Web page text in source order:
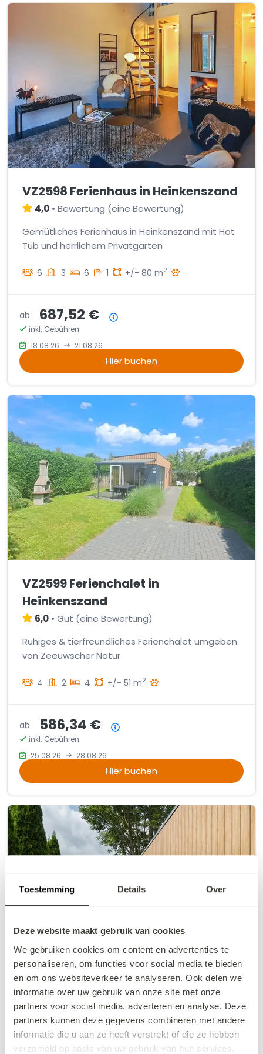
Toestemming Details Over
Deze website maakt gebruik van cookies
We gebruiken cookies om content en advertenties te
personaliseren, om functies voor social media te bieden
en om ons websiteverkeer te analyseren. Ook delen we
informatie over uw gebruik van onze site met onze
partners voor social media, adverteren en analyse. Deze
partners kunnen deze gegevens combineren met andere
informatie die u aan ze heeft verstrekt of die ze hebben
verzameld op basis van uw gebruik van hun services.
VZ2598 Ferienhaus in Heinkenszand
4,0 • Bewertung (eine Bewertung)
Gemütliches Ferienhaus in Heinkenszand mit Hot
Tub und herrlichem Privatgarten
6 3 6 1 +/- 80 m2
ab 687,52 €
inkl. Gebühren
18.08.26
21.08.26
Hier buchen
VZ2599 Ferienchalet in
Heinkenszand
6,0 • Gut (eine Bewertung)
Ruhiges & tierfreundliches Ferienchalet umgeben
von Zeeuwscher Natur
4 2 4 +/- 51 m2
ab 586,34 €
inkl. Gebühren
25.08.26
28.08.26
Hier buchen
VZ2600 Ferienchalet in
Heinkenszand
8,0 Ausgezeichnet ( eine Bewertung
Stilvolles Chalet mit Hottub und eingezäuntem